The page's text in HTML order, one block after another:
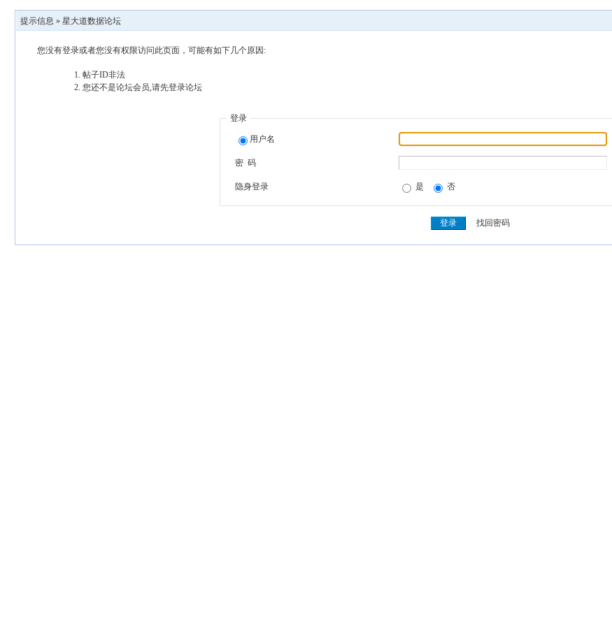
提示信息 » 星大道数据论坛
您没有登录或者您没有权限访问此页面，可能有如下几个原因:
帖子ID非法
您还不是论坛会员,请先登录论坛
登录
用户名
密 码
隐身登录 是 否
找回密码